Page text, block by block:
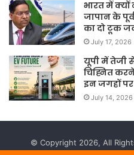
भारत में क्यों
जापान के
का दो टूक
July 17, 2026
यूपी में तेजी
चिह्नित
इन जगहों
July 14, 2026
© Copyright 2026, All